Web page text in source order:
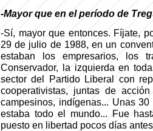
-Mayor que en el período de
-Sí, mayor que entonces. Fíjate,
29 de julio de 1988, en un
estaban los empresarios, los
Conservador, la izquierda en
sector del Partido Liberal con
cooperativistas, juntas de
campesinos, indígenas... Unas
estaba todo el mundo... Fue
puesto en libertad pocos días